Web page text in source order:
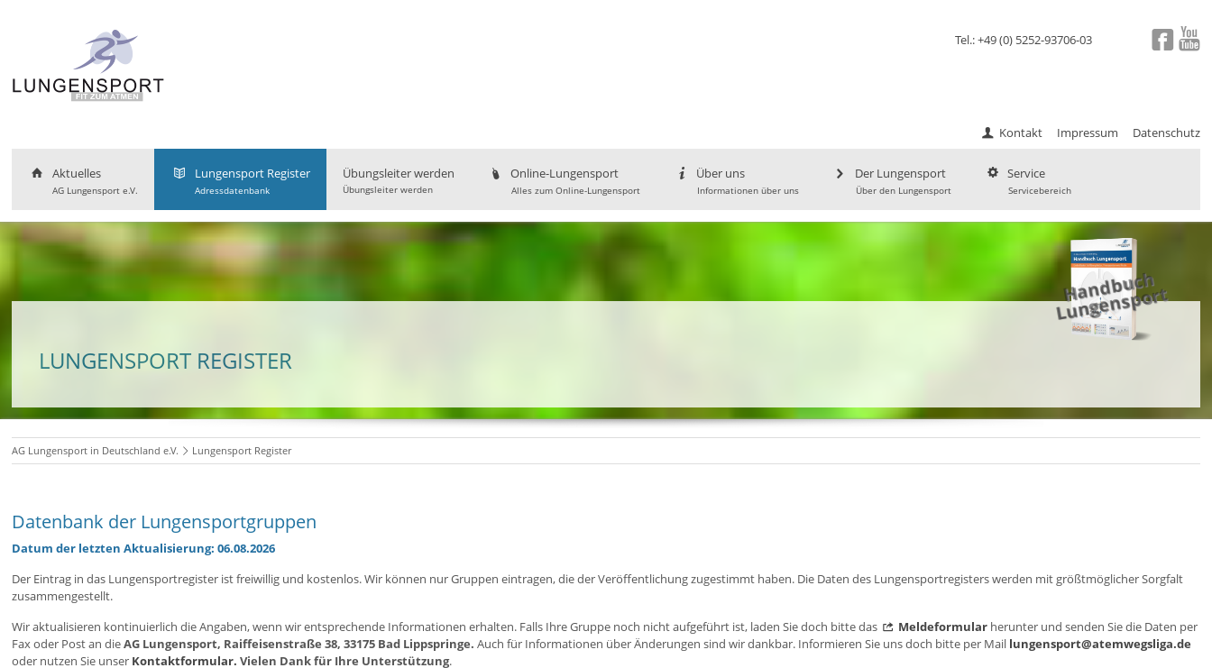
Kontakt Impressum Datenschutz
Aktuelles
AG Lungensport e.V.
Lungensport Register
Adressdatenbank
Übungsleiter werden
Übungsleiter werden
Online-Lungensport
Alles zum Online-Lungensport
Über uns
Informationen über uns
Der Lungensport
Über den Lungensport
Service
Servicebereich
Tel.: +49 (0) 5252-93706-03
LUNGENSPORT REGISTER
H
a
n
d
b
uc
h
L
u
ng
e
ns
p
ort
AG Lungensport in Deutschland e.V. Lungensport Register
Datenbank der Lungensportgruppen
Datum der letzten Aktualisierung: 06.08.2026
Der Eintrag in das Lungensportregister ist freiwillig und kostenlos. Wir können nur Gruppen eintragen, die der Veröffentlichung zugestimmt haben. Die Daten des Lungensportregisters werden mit größtmöglicher Sorgfalt
zusammengestellt.
Wir aktualisieren kontinuierlich die Angaben, wenn wir entsprechende Informationen erhalten. Falls Ihre Gruppe noch nicht aufgeführt ist, laden Sie doch bitte das
Meldeformular herunter und senden Sie die Daten per
Fax oder Post an dieAG Lungensport, Raiffeisenstraße 38, 33175 Bad Lippspringe. Auch für Informationen über Änderungen sind wir dankbar. Informieren Sie uns doch bitte per Mail lungensport@atemwegsliga.de
oder nutzen Sie unser Kontaktformular. Vielen Dank für Ihre Unterstützung.